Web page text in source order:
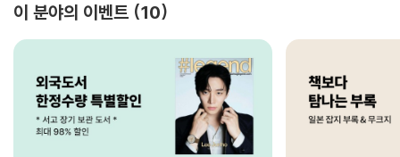
이 분야의 이벤트 10